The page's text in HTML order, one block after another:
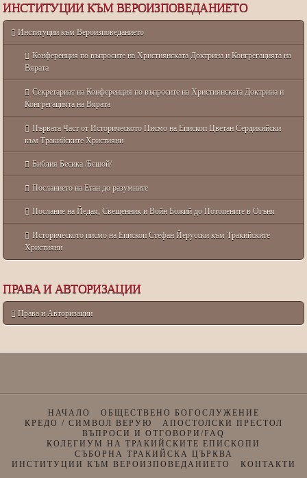
ИНСТИТУЦИИ КЪМ ВЕРОИЗПОВЕДАНИЕТО
Институции към Вероизповеданието
Конференция по въпросите на Християнската Доктрина и Конгрегацията на
Вярата
Секретариат на Конференция по въпросите на Християнската Доктрина и
Конгрегацията на Вярата
Първата Част от Историческото Писмо на Епископ Цветан Сердикийски
към Тракийските Християни
Библия Бесика /Бешой/
Посланието на Етан до разумните
Послание на Йедая, Свещенник и Войн Божий до Потопените в Огъня
Историческото писмо на Епископ Стефан Йерусски към Тракийските
Християни
ПРАВА И АВТОРИЗАЦИИ
Права и Авторизации
НАЧАЛО
ОБЩЕСТВЕНО БОГОСЛУЖЕНИЕ
КРЕДО / СИМВОЛ ВЕРУЮ
АПОСТОЛСКИ ПРЕСТОЛ
ВЪПРОСИ И ОТГОВОРИ/FAQ
КОЛЕГИУМ НА ТРАКИЙСКИТЕ ЕПИСКОПИ
СЪБОРНА ТРАКИЙСКА ЦЪРКВА
ИНСТИТУЦИИ КЪМ ВЕРОИЗПОВЕДАНИЕТО
КОНТАКТИ